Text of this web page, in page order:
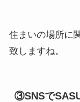
住まいの場所に
致しますね。
③SNSで